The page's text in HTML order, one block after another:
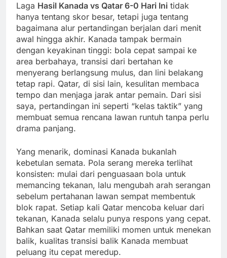
Laga Hasil Kanada vs Qatar 6-0 Hari Ini tidak
hanya tentang skor besar, tetapi juga tentang
bagaimana alur pertandingan berjalan dari menit
awal hingga akhir. Kanada tampak bermain
dengan keyakinan tinggi: bola cepat sampai ke
area berbahaya, transisi dari bertahan ke
menyerang berlangsung mulus, dan lini belakang
tetap rapi. Qatar, di sisi lain, kesulitan membaca
tempo dan menjaga jarak antar pemain. Dari sisi
saya, pertandingan ini seperti “kelas taktik” yang
membuat semua rencana lawan runtuh tanpa perlu
drama panjang.
Yang menarik, dominasi Kanada bukanlah
kebetulan semata. Pola serang mereka terlihat
konsisten: mulai dari penguasaan bola untuk
memancing tekanan, lalu mengubah arah serangan
sebelum pertahanan lawan sempat membentuk
blok rapat. Setiap kali Qatar mencoba keluar dari
tekanan, Kanada selalu punya respons yang cepat.
Bahkan saat Qatar memiliki momen untuk menekan
balik, kualitas transisi balik Kanada membuat
peluang itu cepat meredup.